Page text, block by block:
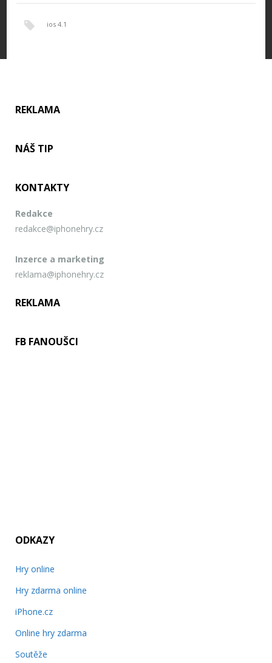
ios 4.1
REKLAMA
NÁŠ TIP
KONTAKTY
Redakce
redakce@iphonehry.cz
Inzerce a marketing
reklama@iphonehry.cz
REKLAMA
FB FANOUŠCI
ODKAZY
Hry online
Hry zdarma online
iPhone.cz
Online hry zdarma
Soutěže